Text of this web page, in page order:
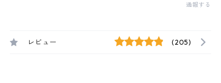
通報する
レビュー (205)